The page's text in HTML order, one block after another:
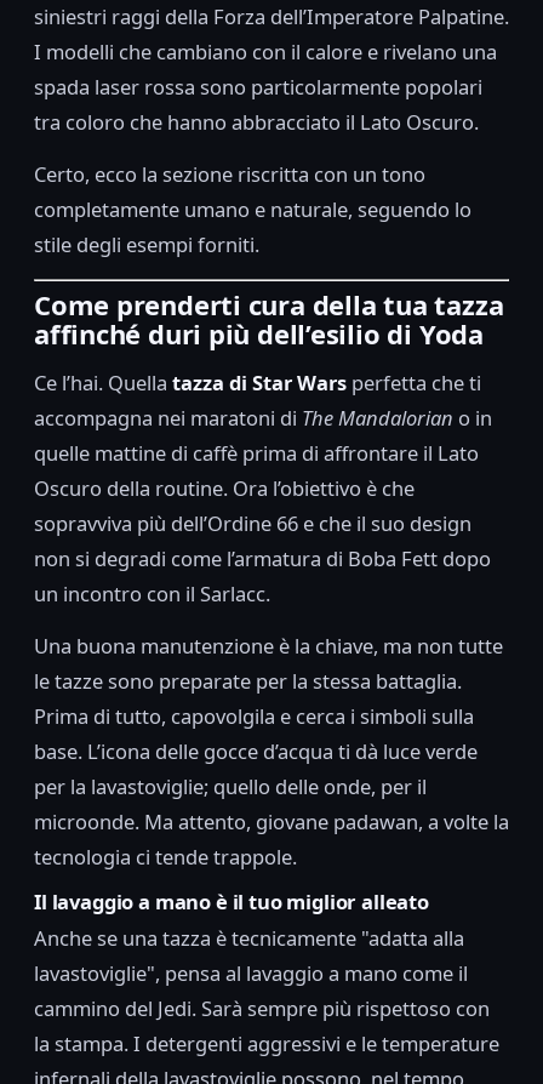
siniestri raggi della Forza dell’Imperatore Palpatine.
I modelli che cambiano con il calore e rivelano una
spada laser rossa sono particolarmente popolari
tra coloro che hanno abbracciato il Lato Oscuro.
Certo, ecco la sezione riscritta con un tono
completamente umano e naturale, seguendo lo
stile degli esempi forniti.
Come prenderti cura della tua tazza
affinché duri più dell’esilio di Yoda
Ce l’hai. Quella tazza di Star Wars perfetta che ti
accompagna nei maratoni di The Mandalorian o in
quelle mattine di caffè prima di affrontare il Lato
Oscuro della routine. Ora l’obiettivo è che
sopravviva più dell’Ordine 66 e che il suo design
non si degradi come l’armatura di Boba Fett dopo
un incontro con il Sarlacc.
Una buona manutenzione è la chiave, ma non tutte
le tazze sono preparate per la stessa battaglia.
Prima di tutto, capovolgila e cerca i simboli sulla
base. L’icona delle gocce d’acqua ti dà luce verde
per la lavastoviglie; quello delle onde, per il
microonde. Ma attento, giovane padawan, a volte la
tecnologia ci tende trappole.
Il lavaggio a mano è il tuo miglior alleato
Anche se una tazza è tecnicamente "adatta alla
lavastoviglie", pensa al lavaggio a mano come il
cammino del Jedi. Sarà sempre più rispettoso con
la stampa. I detergenti aggressivi e le temperature